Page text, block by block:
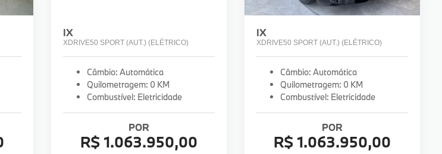
IX
XDRIVE50 SPORT (AUT.) (ELÉTRICO)
Câmbio: Automática
Quilometragem: 0 KM
Combustível: Eletricidade
POR
R$ 1.063.950,00
IX
XDRIVE50 SPORT (AUT.) (ELÉTRICO)
Câmbio: Automática
Quilometragem: 0 KM
Combustível: Eletricidade
POR
R$ 1.063.950,00